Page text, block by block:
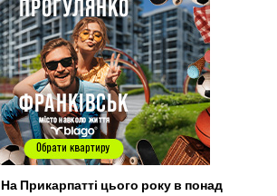
На Прикарпатті цього року в понад